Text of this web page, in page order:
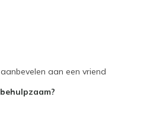
aan een vriend